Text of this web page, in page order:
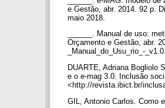
e Gestão, abr. 2014. 92 p.
maio 2018.
______. Manual de uso:
Orçamento e Gestão, abr.
_Manual_do_Usu_rio_-
DUARTE, Adriana Bogliolo
e o e-mag 3.0. Inclusão
<http://revista.ibict.br/
GIL, Antonio Carlos. Como